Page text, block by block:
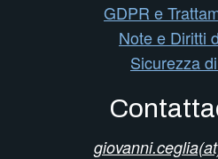
GDPR e
Note e Diritti
Sicurezza